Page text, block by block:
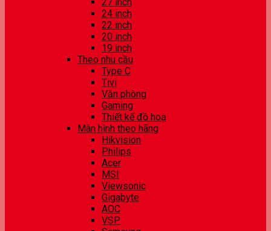
24 inch
22 inch
20 inch
19 inch
Theo nhu cầu
Type C
Tivi
Văn phòng
Gaming
Thiết kế đồ hoạ
Màn hình theo hãng
Hikvision
Philips
Acer
MSI
Viewsonic
Gigabyte
AOC
VSP